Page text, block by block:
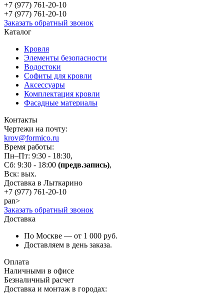
+7 (977) 761-20-10
+7 (977) 761-20-10
Заказать обратный звонок
Каталог
Кровля
Элементы безопасности
Водостоки
Софиты для кровли
Аксессуары
Комплектация кровли
Фасадные материалы
Контакты
Чертежи на почту:
krov@formico.ru
Время работы:
Пн–Пт: 9:30 - 18:30,
Сб: 9:30 - 18:00 (предв.запись),
Вск: вых.
Доставка в Лыткарино
+7 (977) 761-20-10
pan>
Заказать обратный звонок
Доставка
По Москве — от 1 000 руб.
Доставляем в день заказа.
Оплата
Наличными в офисе
Безналичный расчет
Доставка и монтаж в городах: